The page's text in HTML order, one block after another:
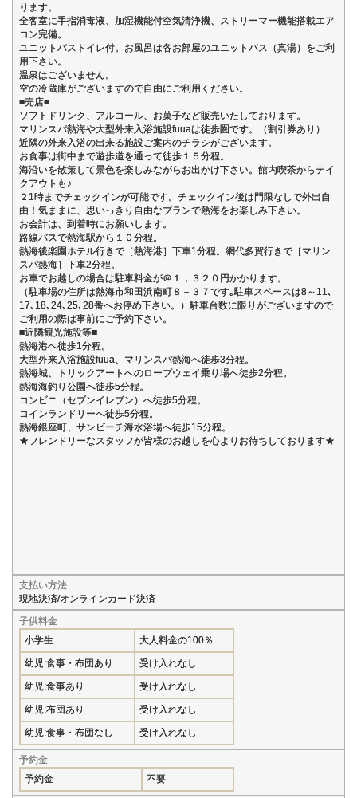
ります。
全客室に手指消毒液、加湿機能付空気清浄機、ストリーマー機能搭載エア
コン完備。
ユニットバストイレ付。お風呂は各お部屋のユニットバス（真湯）をご利
用下さい。
温泉はございません。
空の冷蔵庫がございますので自由にご利用ください。
■売店■
ソフトドリンク、アルコール、お菓子など販売いたしております。
マリンスパ熱海や大型外来入浴施設fuuaは徒歩圏です。（割引券あり）
近隣の外来入浴の出来る施設ご案内のチラシがございます。
お食事は街中まで遊歩道を通って徒歩１５分程。
海沿いを散策して景色を楽しみながらお出かけ下さい。館内喫茶からテイ
クアウトも♪
２1時までチェックインが可能です。チェックイン後は門限なしで外出自
由！気ままに、思いっきり自由なプランで熱海をお楽しみ下さい。
お会計は、到着時にお願いします。
路線バスで熱海駅から１０分程。
熱海後楽園ホテル行きで［熱海港］下車1分程。網代多賀行きで［マリン
スパ熱海］下車2分程。
お車でお越しの場合は駐車料金が＠１，３２０円かかります。
（駐車場の住所は熱海市和田浜南町８－３７です｡駐車スペースは8～11､
17､18､24､25､28番へお停め下さい。）駐車台数に限りがございますので
ご利用の際は事前にご予約下さい。
■近隣観光施設等■
熱海港へ徒歩1分程。
大型外来入浴施設fuua、マリンスパ熱海へ徒歩3分程。
熱海城、トリックアートへのロープウェイ乗り場へ徒歩2分程。
熱海海釣り公園へ徒歩5分程。
コンビニ（セブンイレブン）へ徒歩5分程。
コインランドリーへ徒歩5分程。
熱海銀座町、サンビーチ海水浴場へ徒歩15分程。
★フレンドリーなスタッフが皆様のお越しを心よりお待ちしております★
支払い方法
現地決済/オンラインカード決済
子供料金
小学生
大人料金の100％
幼児:食事・布団あり 受け入れなし
幼児:食事あり 受け入れなし
幼児:布団あり 受け入れなし
幼児:食事・布団なし 受け入れなし
予約金
予約金
不要